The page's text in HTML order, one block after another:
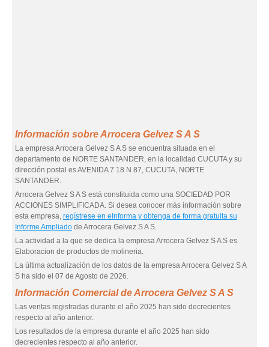
Información sobre Arrocera Gelvez S A S
La empresa Arrocera Gelvez S A S se encuentra situada en el
departamento de NORTE SANTANDER, en la localidad CUCUTA y su
dirección postal es AVENIDA 7 18 N 87, CUCUTA, NORTE
SANTANDER.
Arrocera Gelvez S A S está constituida como una SOCIEDAD POR
ACCIONES SIMPLIFICADA. Si desea conocer más información sobre
esta empresa, regístrese en eInforma y obtenga de forma gratuita su
Informe Ampliado de Arrocera Gelvez S A S.
La actividad a la que se dedica la empresa Arrocera Gelvez S A S es
Elaboracion de productos de molineria.
La última actualización de los datos de la empresa Arrocera Gelvez S A
S ha sido el 07 de Agosto de 2026.
Información Comercial de Arrocera Gelvez S A S
Las ventas registradas durante el año 2025 han sido decrecientes
respecto al año anterior.
Los resultados de la empresa durante el año 2025 han sido
decrecientes respecto al año anterior.